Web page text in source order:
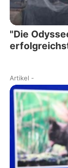
"Die
Artikel -